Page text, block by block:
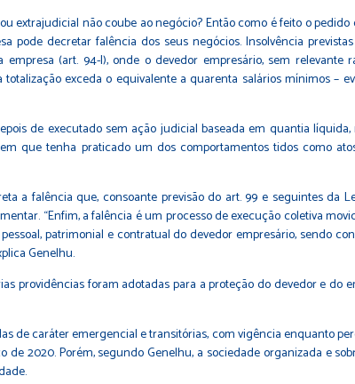
extrajudicial não coube ao negócio? Então como é feito o
pode decretar falência dos seus negócios. Insolvência
(art. 94-I), onde o devedor empresário, sem relevante
exceda o equivalente a quarenta salários mínimos –
de executado sem ação judicial baseada em quantia
que tenha praticado um dos comportamentos tidos como
falência que, consoante previsão do art. 99 e seguintes da
“Enfim, a falência é um processo de execução coletiva
patrimonial e contratual do devedor empresário, sendo
Genelhu.
providências foram adotadas para a proteção do devedor e do
de caráter emergencial e transitórias, com vigência enquanto
2020. Porém, segundo Genelhu, a sociedade organizada e